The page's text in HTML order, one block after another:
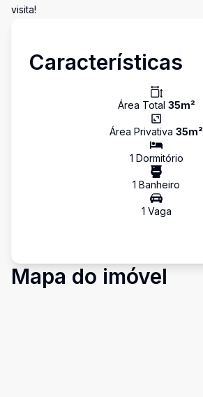
visita!
Características
Área Total 35m²
Área Privativa 35m²
1 Dormitório
1 Banheiro
1 Vaga
Mapa do imóvel